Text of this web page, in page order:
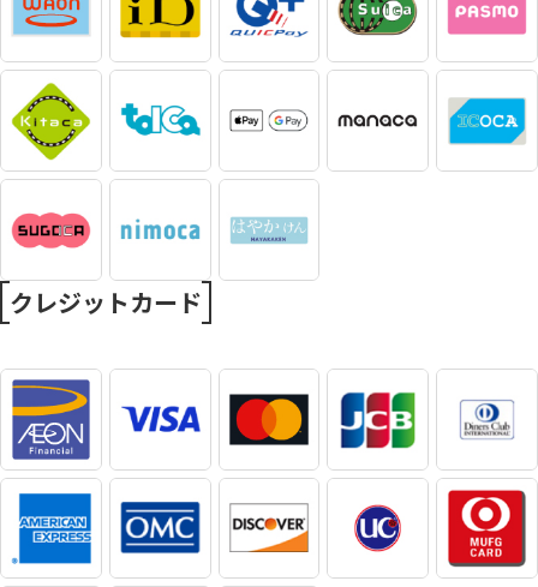
クレジットカード